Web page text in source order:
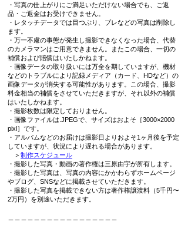
・写真の仕上がりにご満足いただけない場合でも、ご返
品・ご返金はお受けできません。
・レタッチデータでは目つぶり、ブレなどの写真は削除し
ます。
・万一不慮の事態が発生し撮影できなくなった場合、代替
のカメラマンはご用意できません。またこの場合、一切の
補償および賠償はいたしかねます。
・画像データの取り扱いには万全を期していますが、機材
などのトラブルにより記録メディア（カード、HDなど）の
画像データが消失する可能性があります。この場合、撮影
料金相当の補償をさせていただきますが、それ以外の補償
はいたしかねます。
・撮影枚数は限定しておりません。
・画像ファイルは.JPEGで、サイズはおよそ［3000×2000
pixl］です。
・アルバムなどのお届けは撮影日よりおよそ1ヶ月後を予定
していますが、状況により遅れる場合があります。
＞ 制作スケジュール
・撮影した写真・動画の著作権は三原由宇が所有します。
・撮影した写真は、写真の内容にかかわらずホームページ
やブログ、SNSなどに掲載させていただきます。
・撮影した写真を掲載できない方は著作権譲渡料（5千円〜
2万円）を別途いただきます。